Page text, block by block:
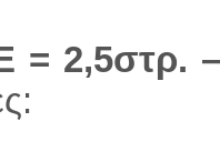
= 2,5στρ.